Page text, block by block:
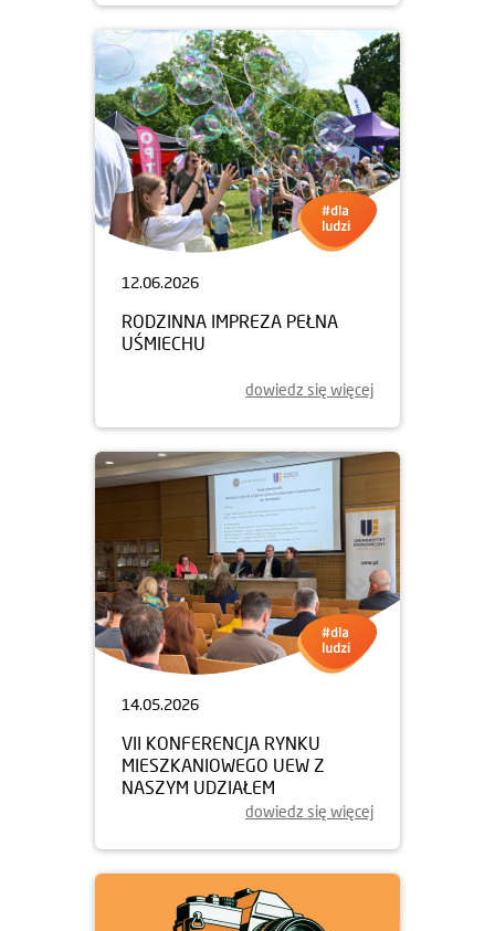
12.06.2026
RODZINNA IMPREZA PEŁNA
UŚMIECHU
dowiedz się więcej
14.05.2026
VII KONFERENCJA RYNKU
MIESZKANIOWEGO UEW Z
NASZYM UDZIAŁEM
dowiedz się więcej